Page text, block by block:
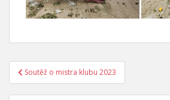
Navigace pro příspěvek
Soutěž o mistra klubu 2023